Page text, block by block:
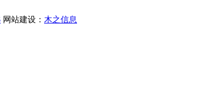
网站建设： 木之信息